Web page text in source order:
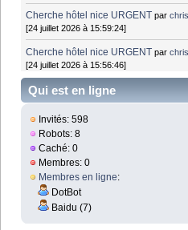
Cherche hôtel nice URGENT par
[24 juillet 2026 à 15:59:24]
Cherche hôtel nice URGENT par
[24 juillet 2026 à 15:56:46]
Qui est en ligne
Invités: 598
Robots: 8
Caché: 0
Membres: 0
Membres en ligne:
DotBot
Baidu (7)